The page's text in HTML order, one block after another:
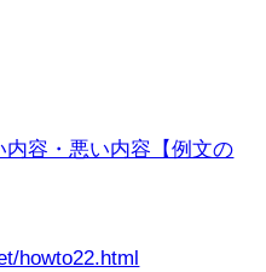
容・悪い内容【例文の
howto22.html